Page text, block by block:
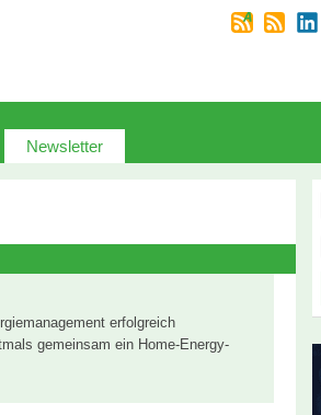
Newsletter
erfolgreich
gemeinsam ein Home-Energy-